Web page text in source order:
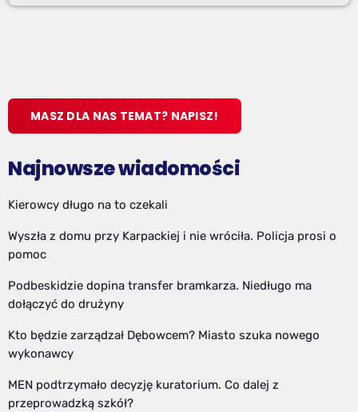
MASZ DLA NAS TEMAT? NAPISZ!
Najnowsze wiadomości
Kierowcy długo na to czekali
Wyszła z domu przy Karpackiej i nie wróciła. Policja prosi o
pomoc
Podbeskidzie dopina transfer bramkarza. Niedługo ma
dołączyć do drużyny
Kto będzie zarządzał Dębowcem? Miasto szuka nowego
wykonawcy
MEN podtrzymało decyzję kuratorium. Co dalej z
przeprowadzką szkół?